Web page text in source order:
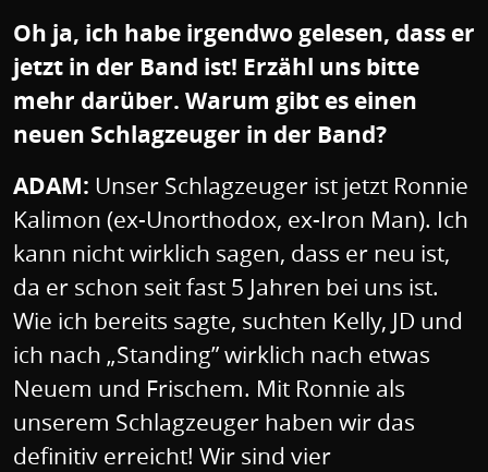
Oh ja, ich habe irgendwo gelesen, dass er
jetzt in der Band ist! Erzähl uns bitte
mehr darüber. Warum gibt es einen
neuen Schlagzeuger in der Band?
ADAM: Unser Schlagzeuger ist jetzt Ronnie
Kalimon (ex-Unorthodox, ex-Iron Man). Ich
kann nicht wirklich sagen, dass er neu ist,
da er schon seit fast 5 Jahren bei uns ist.
Wie ich bereits sagte, suchten Kelly, JD und
ich nach „Standing” wirklich nach etwas
Neuem und Frischem. Mit Ronnie als
unserem Schlagzeuger haben wir das
definitiv erreicht! Wir sind vier